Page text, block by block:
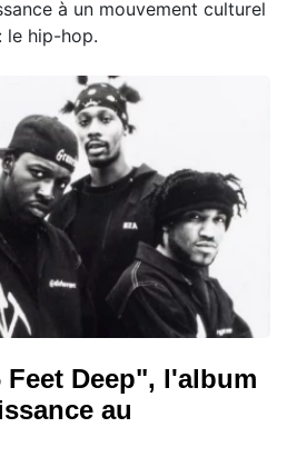
à un mouvement culturel
le hip-hop.
Feet Deep", l'album
au